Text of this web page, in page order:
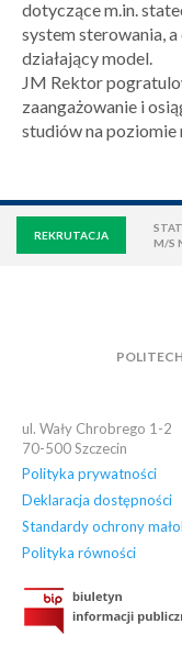
dotyczące m.in.
system sterowania,
działający model.
JM Rektor
zaangażowanie i
studiów na
REKRUTACJA
M/S
OSIEDLE AKADEMICKIE
ul. Wały Chrobrego 1-2
70-500Szczecin
Polityka prywatności
Deklaracja dostępności
Standardy ochrony
Polityka równości